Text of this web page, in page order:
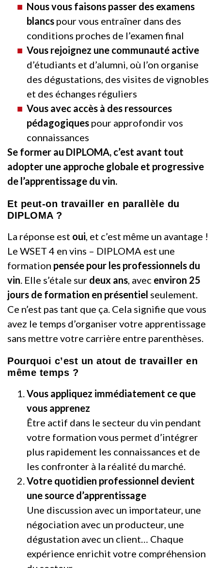
Nous vous faisons passer des examens
blancs pour vous entraîner dans des
conditions proches de l’examen final
Vous rejoignez une communauté active
d’étudiants et d’alumni, où l’on organise
des dégustations, des visites de vignobles
et des échanges réguliers
Vous avec accès à des ressources
pédagogiques pour approfondir vos
connaissances
Se former au DIPLOMA, c’est avant tout
adopter une approche globale et progressive
de l’apprentissage du vin.
Et peut-on travailler en parallèle du
DIPLOMA ?
La réponse est oui, et c’est même un avantage !
Le WSET 4 en vins – DIPLOMA est une
formation pensée pour les professionnels du
vin. Elle s’étale sur deux ans, avec environ 25
jours de formation en présentiel seulement.
Ce n’est pas tant que ça. Cela signifie que vous
avez le temps d’organiser votre apprentissage
sans mettre votre carrière entre parenthèses.
Pourquoi c’est un atout de travailler en
même temps ?
Vous appliquez immédiatement ce que
vous apprenez
Être actif dans le secteur du vin pendant
votre formation vous permet d’intégrer
plus rapidement les connaissances et de
les confronter à la réalité du marché.
Votre quotidien professionnel devient
une source d’apprentissage
Une discussion avec un importateur, une
négociation avec un producteur, une
dégustation avec un client… Chaque
expérience enrichit votre compréhension